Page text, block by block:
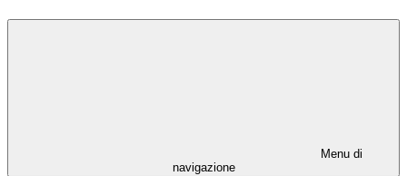
Menu di
navigazione